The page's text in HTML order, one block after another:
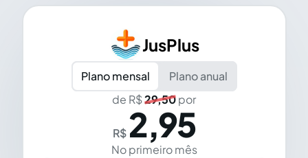
JusPlus
Plano mensal
Plano anual
de R$29,50por
R$ 2,95
No primeiro mês